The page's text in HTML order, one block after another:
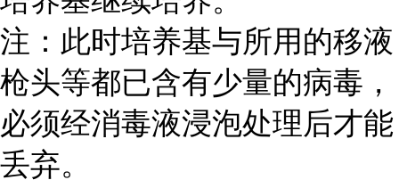
注：此时培养基与所用的移液
枪头等都已含有少量的病毒，
必须经消毒液浸泡处理后才能
丢弃。